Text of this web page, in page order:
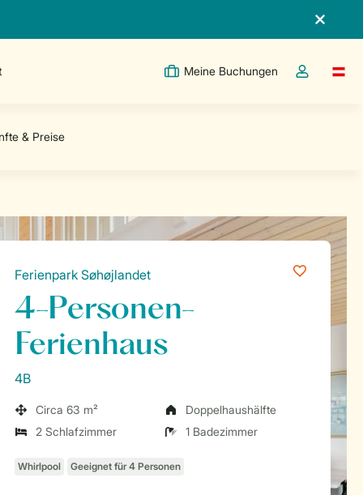
Meine Buchungen
Dropdown-
Ferienpark Søhøjlandet
4-Personen-
Ferienhaus
4B
Circa 63 m²
Doppelhaushälfte
2 Schlafzimmer
1 Badezimmer